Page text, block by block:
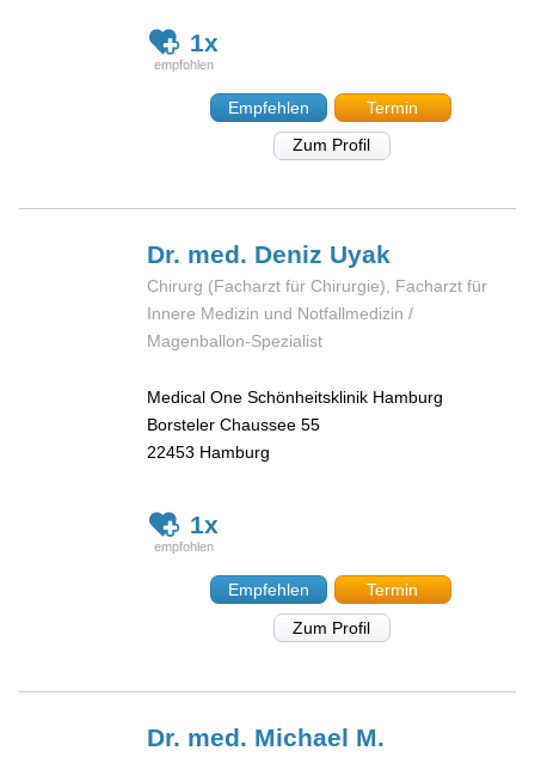
1x
Empfehlen
Termin
Zum Profil
Dr. med. Deniz Uyak
Chirurg (Facharzt für Chirurgie), Facharzt für
Innere Medizin und Notfallmedizin /
Magenballon-Spezialist
Medical One Schönheitsklinik Hamburg
Borsteler Chaussee 55
22453 Hamburg
1x
Empfehlen
Termin
Zum Profil
Dr. med. Michael M.